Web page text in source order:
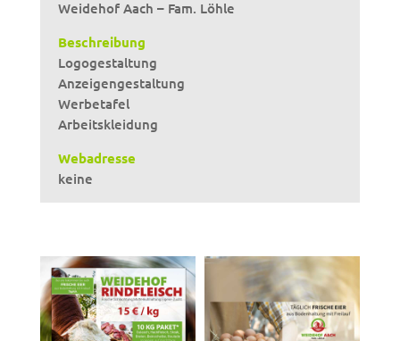
Weidehof Aach – Fam. Löhle
Beschreibung
Logogestaltung
Anzeigengestaltung
Werbetafel
Arbeitskleidung
Webadresse
keine